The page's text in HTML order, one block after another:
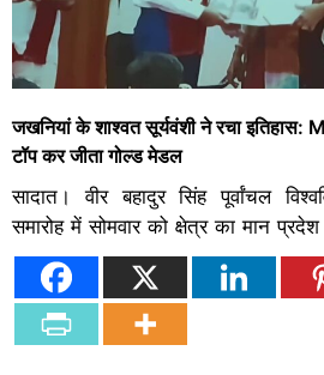
जखनियां के शाश्वत सूर्यवंशी ने रचा इतिहास:
टॉप कर जीता गोल्ड मेडल
सादात। वीर बहादुर सिंह पूर्वांचल
समारोह में सोमवार को क्षेत्र का मान